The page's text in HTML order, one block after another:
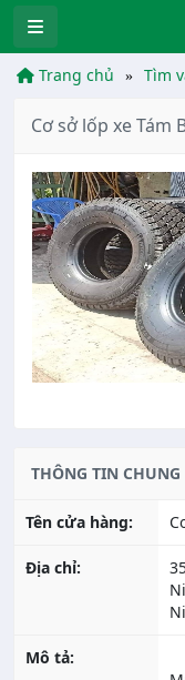
Trang chủ Tìm
Cơ sở lốp xe Tám
THÔNG TIN CHUNG
Tên cửa hàng:
Địa chỉ:
Mô tả: